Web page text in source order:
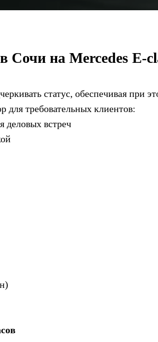
Сочи на Mercedes E-
статус, обеспечивая при
требовательных клиентов:
деловых встреч